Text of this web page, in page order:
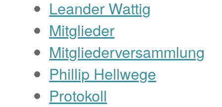
Leander Wattig
Mitglieder
Mitgliederversammlung
Phillip Hellwege
Protokoll